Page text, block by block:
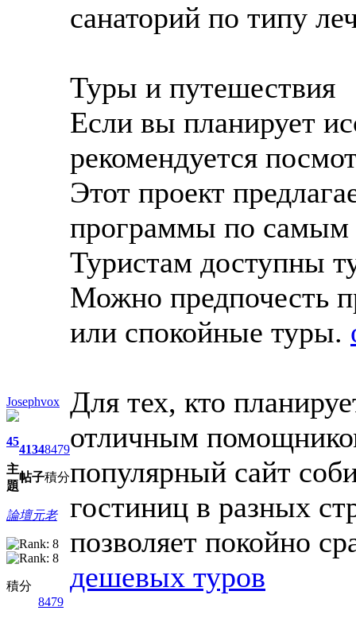
Josephvox
45
主
題
4134
帖子
8479
積分
論壇元老
積分
8479
санаторий по типу
Туры и путешествия
Если вы планирует
рекомендуется
Этот проект
программы по самым
Туристам доступны
Можно предпочесть
или спокойные туры.
Для тех, кто
отличным
популярный сайт
гостиниц в разных
позволяет покойно
дешевых туров